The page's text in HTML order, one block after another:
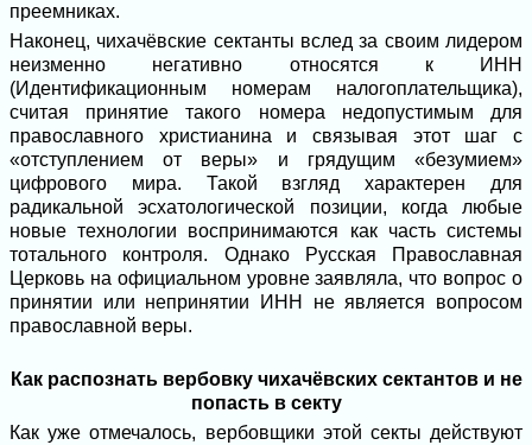
преемниках.
Наконец, чихачёвские сектанты вслед за своим лидером
неизменно негативно относятся к ИНН
(Идентификационным номерам налогоплательщика),
считая принятие такого номера недопустимым для
православного христианина и связывая этот шаг с
«отступлением от веры» и грядущим «безумием»
цифрового мира. Такой взгляд характерен для
радикальной эсхатологической позиции, когда любые
новые технологии воспринимаются как часть системы
тотального контроля. Однако Русская Православная
Церковь на официальном уровне заявляла, что вопрос о
принятии или непринятии ИНН не является вопросом
православной веры.
Как распознать вербовку чихачёвских сектантов и не
попасть в секту
Как уже отмечалось, вербовщики этой секты действуют